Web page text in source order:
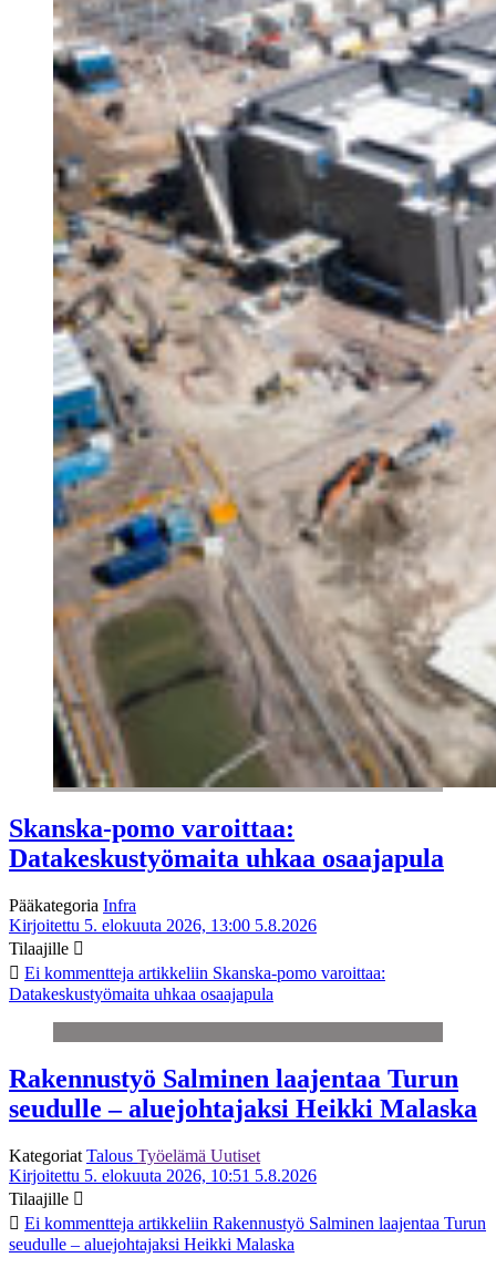
Skanska-pomo varoittaa:
Datakeskustyömaita uhkaa osaajapula
Pääkategoria Infra
Kirjoitettu 5. elokuuta 2026, 13:00 5.8.2026
Tilaajille
Ei kommentteja artikkeliin Skanska-pomo varoittaa:
Datakeskustyömaita uhkaa osaajapula
Rakennustyö Salminen laajentaa Turun
seudulle – aluejohtajaksi Heikki Malaska
Kategoriat Talous Työelämä Uutiset
Kirjoitettu 5. elokuuta 2026, 10:51 5.8.2026
Tilaajille
Ei kommentteja artikkeliin Rakennustyö Salminen laajentaa Turun
seudulle – aluejohtajaksi Heikki Malaska